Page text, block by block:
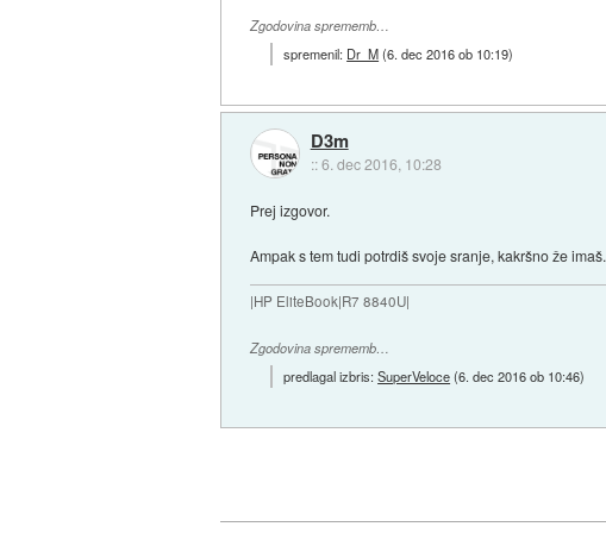
Zgodovina sprememb…
spremenil: Dr_M(6. dec 2016 ob 10:19)
D3m
::6. dec 2016, 10:28
Prej izgovor.
Ampak s tem tudi potrdiš svoje sranje, kakršno že imaš.
|HP EliteBook|R7 8840U|
Zgodovina sprememb…
predlagal izbris:SuperVeloce(6. dec 2016 ob 10:46)